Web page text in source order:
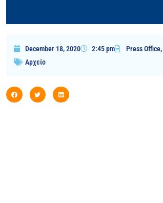
December 18, 2020 2:45 pm Press Office,
Αρχείο